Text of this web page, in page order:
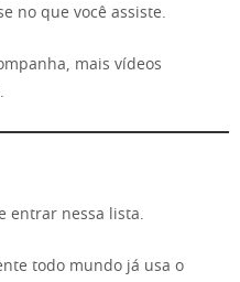
no que você assiste.
mais vídeos
entrar nessa lista.
todo mundo já usa o